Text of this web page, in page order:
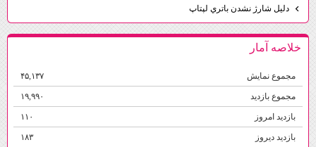
دليل شارژ نشدن باتري لپتاپ
خلاصه آمار
مجموع نمایش‌ ۴۵,۱۳۷
مجموع بازدید ۱۹,۹۹۰
بازدید امروز ۱۱۰
بازدید دیروز ۱۸۳